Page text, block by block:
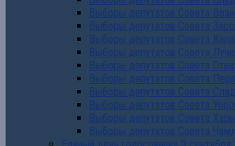
Выборы депутатов Совета
Выборы депутатов Совета
Выборы депутатов Совета
Выборы депутатов Совета
Выборы депутатов Совета
Выборы депутатов Совета
Выборы депутатов Совета
Выборы депутатов Совета
Выборы депутатов Совета
Выборы депутатов Совета